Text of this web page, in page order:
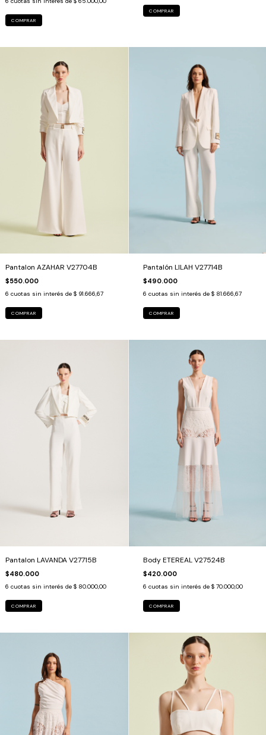
COMPRAR
COMPRAR
Pantalon AZAHAR V27704B
$550.000
6 cuotas sin interés de $ 91.666,67
COMPRAR
Pantalón LILAH V27714B
$490.000
6 cuotas sin interés de $ 81.666,67
COMPRAR
Pantalon LAVANDA V27715B
$480.000
6 cuotas sin interés de $ 80.000,00
COMPRAR
Body ETEREAL V27524B
$420.000
6 cuotas sin interés de $ 70.000,00
COMPRAR